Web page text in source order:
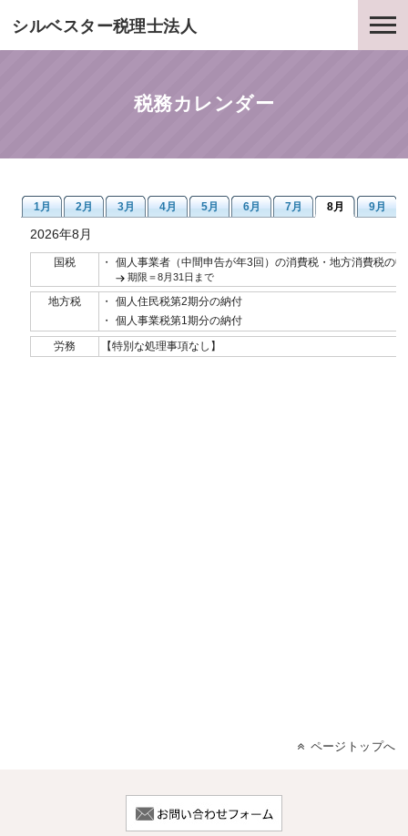
シルベスター税理士法人
税務カレンダー
ページトップへ